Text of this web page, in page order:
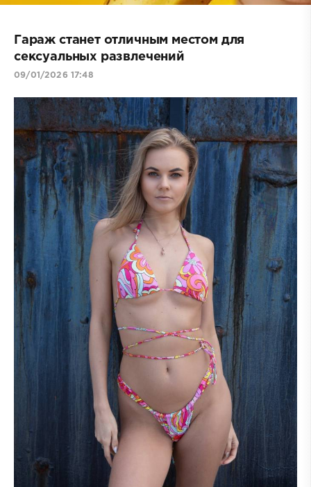
Гараж станет отличным местом для
сексуальных развлечений
09/01/2026 17:48